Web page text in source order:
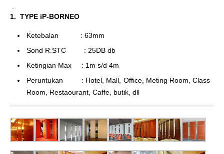
1. TYPE iP-BORNEO
Ketebalan : 63mm
Sond R.STC : 25DB db
Ketingian Max : 1m s/d 4m
Peruntukan : Hotel, Mall, Office, Meting Room, Class
Room, Restaourant, Caffe, butik, dll